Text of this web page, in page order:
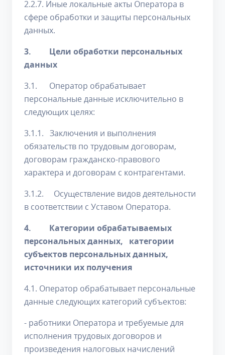
2.2.7. Иные локальные акты Оператора в
сфере обработки и защиты персональных
данных.
3. Цели обработки персональных
данных
3.1. Оператор обрабатывает
персональные данные исключительно в
следующих целях:
3.1.1. Заключения и выполнения
обязательств по трудовым договорам,
договорам гражданско-правового
характера и договорам с контрагентами.
3.1.2. Осуществление видов деятельности
в соответствии с Уставом Оператора.
4. Категории обрабатываемых
персональных данных,
категории
субъектов персональных данных,
источники их получения
4.1. Оператор обрабатывает персональные
данные следующих категорий субъектов:
- работники Оператора и требуемые для
исполнения трудовых договоров и
произведения налоговых начислений